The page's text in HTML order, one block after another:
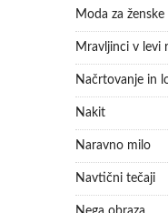
Moda za ženske
Mravljinci v levi
Načrtovanje in
Nakit
Naravno milo
Navtični tečaji